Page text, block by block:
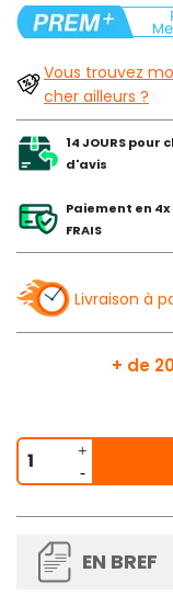
Vous trouvez
cher ailleurs ?
14 JOURS pour
d'avis
Paiement en 4x
FRAIS
Livraison à
+ de
EN BREF